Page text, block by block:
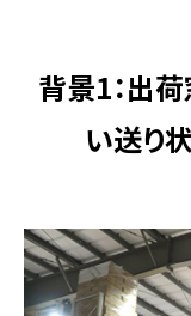
背景1：出
い送り